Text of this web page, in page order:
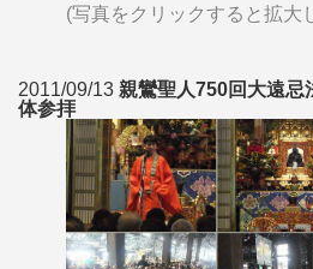
(写真をクリックすると拡大
2011/09/13 親鸞聖人750回大遠忌
体参拝